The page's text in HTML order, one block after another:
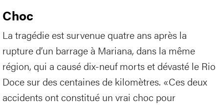
Choc
La tragédie est survenue quatre ans après la
rupture d’un barrage à Mariana, dans la même
région, qui a causé dix-neuf morts et dévasté le Rio
Doce sur des centaines de kilomètres. «Ces deux
accidents ont constitué un vrai choc pour